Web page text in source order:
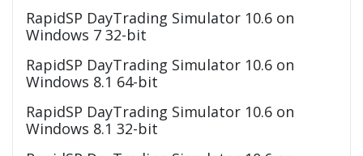
RapidSP DayTrading Simulator 10.6 on
Windows 7 32-bit
RapidSP DayTrading Simulator 10.6 on
Windows 8.1 64-bit
RapidSP DayTrading Simulator 10.6 on
Windows 8.1 32-bit